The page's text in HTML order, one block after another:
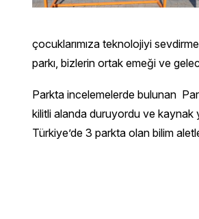
çocuklarımıza teknolojiyi
parkı, bizlerin ortak emeği ve
Parkta incelemelerde bulunan
kilitli alanda duruyordu ve kaynak
Türkiye’de 3 parkta olan bilim